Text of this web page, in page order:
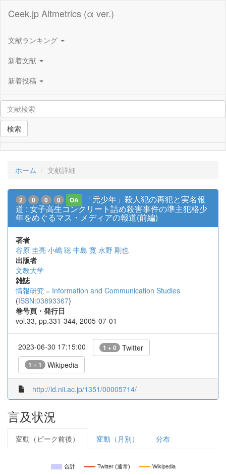
Ceek.jp Altmetrics (α ver.)
文献ランキング
新着文献
新着投稿
検索
ホーム 文献詳細
2 0 0 0 OA
「元少年」殺人犯の再犯と実名報
道 : 女子高生コンクリート詰め殺害事件の準主犯格少
年をめぐるマス・メディアの報道(前編)
著者
谷原 圭亮 小嶋 聡 中島 寛 水野 剛也
出版者
文教大学
雑誌
情報研究 = Information and Communication Studies
(ISSN:03893367)
巻号頁・発行日
vol.33, pp.331-344, 2005-07-01
2023-06-30 17:15:00 1 + 0 Twitter
1 + 1 Wikipedia
http://id.nii.ac.jp/1351/00005714/
言及状況
変動（ピーク前後） 変動（月別） 分布
合計 Twitter (通常) Wikipedia